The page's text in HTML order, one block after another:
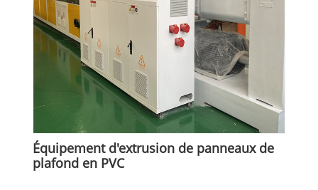
Équipement d'extrusion de panneaux de
plafond en PVC